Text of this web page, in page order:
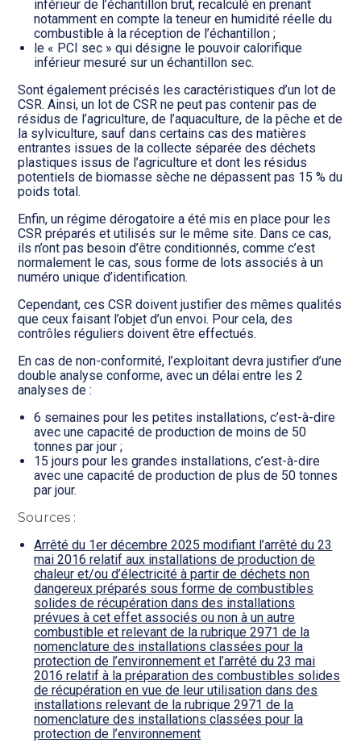
inférieur de l’échantillon brut, recalculé en prenant
notamment en compte la teneur en humidité réelle du
combustible à la réception de l’échantillon ;
le « PCI sec » qui désigne le pouvoir calorifique
inférieur mesuré sur un échantillon sec.
Sont également précisés les caractéristiques d’un lot de
CSR. Ainsi, un lot de CSR ne peut pas contenir pas de
résidus de l’agriculture, de l’aquaculture, de la pêche et de
la sylviculture, sauf dans certains cas des matières
entrantes issues de la collecte séparée des déchets
plastiques issus de l’agriculture et dont les résidus
potentiels de biomasse sèche ne dépassent pas 15 % du
poids total.
Enfin, un régime dérogatoire a été mis en place pour les
CSR préparés et utilisés sur le même site. Dans ce cas,
ils n’ont pas besoin d’être conditionnés, comme c’est
normalement le cas, sous forme de lots associés à un
numéro unique d’identification.
Cependant, ces CSR doivent justifier des mêmes qualités
que ceux faisant l’objet d’un envoi. Pour cela, des
contrôles réguliers doivent être effectués.
En cas de non-conformité, l’exploitant devra justifier d’une
double analyse conforme, avec un délai entre les 2
analyses de :
6 semaines pour les petites installations, c’est-à-dire
avec une capacité de production de moins de 50
tonnes par jour ;
15 jours pour les grandes installations, c’est-à-dire
avec une capacité de production de plus de 50 tonnes
par jour.
Sources :
Arrêté du 1er décembre 2025 modifiant l’arrêté du 23
mai 2016 relatif aux installations de production de
chaleur et/ou d’électricité à partir de déchets non
dangereux préparés sous forme de combustibles
solides de récupération dans des installations
prévues à cet effet associés ou non à un autre
combustible et relevant de la rubrique 2971 de la
nomenclature des installations classées pour la
protection de l’environnement et l’arrêté du 23 mai
2016 relatif à la préparation des combustibles solides
de récupération en vue de leur utilisation dans des
installations relevant de la rubrique 2971 de la
nomenclature des installations classées pour la
protection de l’environnement